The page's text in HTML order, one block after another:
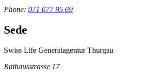
Phone: 071 677 95 69
Sede
Swiss Life Generalagentur Thurgau
Rathausstrasse 17